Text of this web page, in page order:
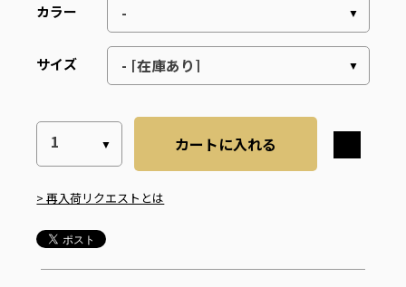
カラー
サイズ
カートに入れる
> 再入荷リクエストとは